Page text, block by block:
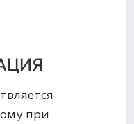
при